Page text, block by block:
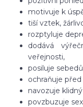
motivuje k
tiší vztek,
rozptyluje
dodává
veřejnosti,
posiluje
ochraňuje
navozuje
povzbuzuje